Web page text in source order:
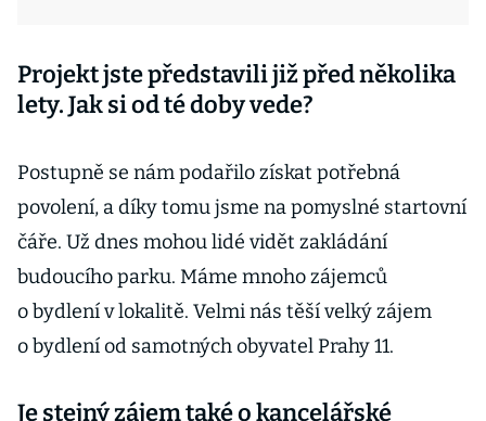
Projekt jste představili již před několika
lety. Jak si od té doby vede?
Postupně se nám podařilo získat potřebná
povolení, a díky tomu jsme na pomyslné startovní
čáře. Už dnes mohou lidé vidět zakládání
budoucího parku. Máme mnoho zájemců
o bydlení v lokalitě. Velmi nás těší velký zájem
o bydlení od samotných obyvatel Prahy 11.
Je stejný zájem také o kancelářské